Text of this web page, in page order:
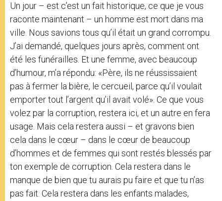
Un jour – est c’est un fait historique, ce que je vous
raconte maintenant – un homme est mort dans ma
ville. Nous savions tous qu’il était un grand corrompu.
J’ai demandé, quelques jours après, comment ont
été les funérailles. Et une femme, avec beaucoup
d’humour, m’a répondu: «Père, ils ne réussissaient
pas à fermer la bière, le cercueil, parce qu’il voulait
emporter tout l’argent qu’il avait volé». Ce que vous
volez par la corruption, restera ici, et un autre en fera
usage. Mais cela restera aussi – et gravons bien
cela dans le cœur – dans le cœur de beaucoup
d’hommes et de femmes qui sont restés blessés par
ton exemple de corruption. Cela restera dans le
manque de bien que tu aurais pu faire et que tu n’as
pas fait. Cela restera dans les enfants malades,